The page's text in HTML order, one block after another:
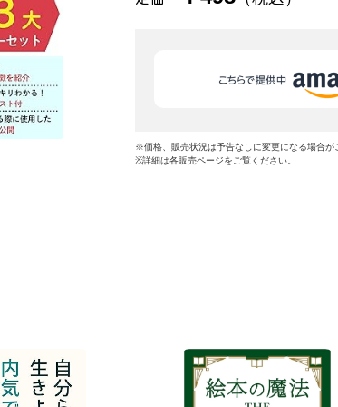
※価格、販売状況は予告なしに変更になる場合が
※詳細は各販売ページをご覧ください。